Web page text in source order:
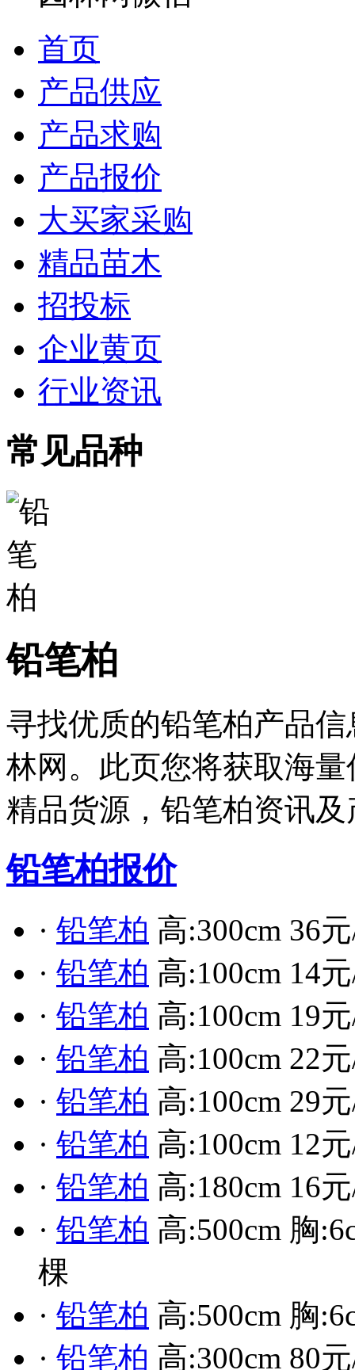
首页
产品供应
产品求购
产品报价
大买家采购
精品苗木
招投标
企业黄页
行业资讯
常见品种
铅笔柏
寻找优质的铅笔柏产品
林网。此页您将获取海
精品货源，铅笔柏资讯
铅笔柏报价
· 铅笔柏 高:300cm 36
· 铅笔柏 高:100cm 14
· 铅笔柏 高:100cm 19
· 铅笔柏 高:100cm 22
· 铅笔柏 高:100cm 29
· 铅笔柏 高:100cm 12
· 铅笔柏 高:180cm 16
· 铅笔柏 高:500cm 胸
棵
· 铅笔柏 高:500cm 胸
· 铅笔柏 高:300cm 80